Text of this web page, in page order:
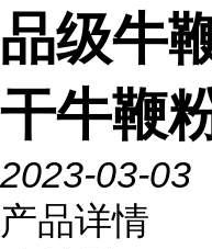
品级牛
干牛鞭
2023-03-03
产品详情